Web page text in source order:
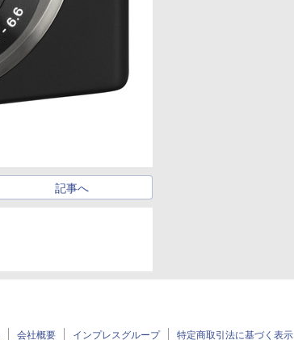
記事へ
会社概要 インプレスグループ 特定商取引法に基づく表示